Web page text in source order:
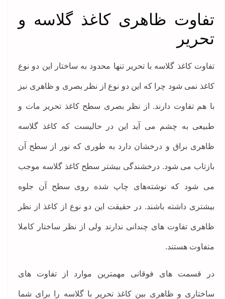
تفاوت ظاهری کاغذ گلاسه و
تحریر
تفاوت کاغذ گلاسه با تحریر تنها محدود به ساختار این دو نوع
کاغذ نمی‌ شود چرا که این دو نوع از نظر بصری و ظاهری نیز
با هم تفاوت دارند. از نظر بصری سطح کاغذ تحریر مات و
طبیعی به چشم می آید این در حالیست که کاغذ گلاسه
ظاهری براق و درخشان دارد به طوری که نور از سطح آن
بازتاب می شود. درخشندگی بیشتر سطح کاغذ گلاسه موجب
می شود که نوشته‌های چاپ شده روی سطح آن جلوه
بیشتری داشته باشند. در حقیقت این دو نوع از کاغذ از نظر
ظاهری تفاوت های چندانی ندارند ولی از نظر ساختار کاملا
متفاوت هستند.
در قسمت های فوقانی مهمترین موارد از تفاوت های
ساختاری و ظاهری بین کاغذ تحریر با گلاسه را برای شما